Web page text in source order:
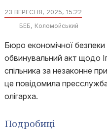
23 ВЕРЕСНЯ, 2025, 15:22
БЕБ Коломойський
Бюро економічної
обвинувальний акт щодо
спільника за незаконне
це повідомила
олігарха.
Подробиці